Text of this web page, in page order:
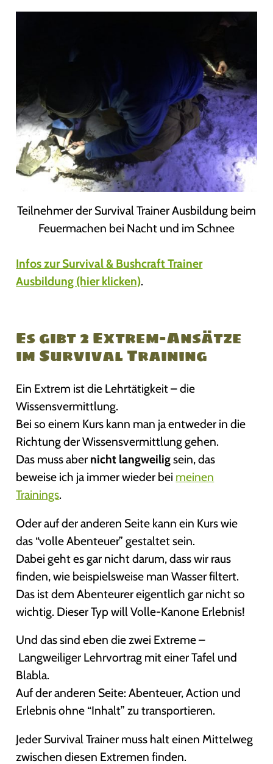
Teilnehmer der Survival Trainer Ausbildung beim
Feuermachen bei Nacht und im Schnee
Infos zur Survival & Bushcraft Trainer
Ausbildung (hier klicken).
Es gibt 2 Extrem-Ansätze
im Survival Training
Ein Extrem ist die Lehrtätigkeit – die
Wissensvermittlung.
Bei so einem Kurs kann man ja entweder in die
Richtung der Wissensvermittlung gehen.
Das muss aber nicht langweiligsein, das
beweise ich ja immer wieder bei meinen
Trainings.
Oder auf der anderen Seite kann ein Kurs wie
das “volle Abenteuer” gestaltet sein.
Dabei geht es gar nicht darum, dass wir raus
finden, wie beispielsweise man Wasser filtert.
Das ist dem Abenteurer eigentlich gar nicht so
wichtig. Dieser Typ will Volle-Kanone Erlebnis!
Und das sind eben die zwei Extreme –
Langweiliger Lehrvortrag mit einer Tafel und
Blabla.
Auf der anderen Seite: Abenteuer, Action und
Erlebnis ohne “Inhalt” zu transportieren.
Jeder Survival Trainer muss halt einen Mittelweg
zwischen diesen Extremen finden.